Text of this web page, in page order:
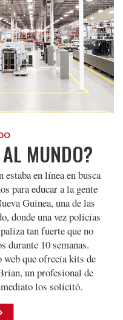
MUNDO?
en línea en busca
para educar a la gente
Guinea, una de las
donde una vez policías
tan fuerte que no
durante 10 semanas.
web que ofrecía kits de
un profesional de
los solicitó.